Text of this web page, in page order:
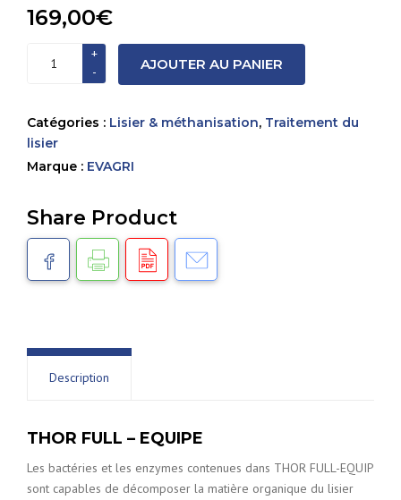
169,00€
FULL
-
AJOUTER AU PANIER
Catégories : Lisier & méthanisation, Traitement du
lisier
Marque : EVAGRI
Share Product
Description
THOR FULL – EQUIPE
Les bactéries et les enzymes contenues dans THOR FULL-EQUIP
sont capables de décomposer la matière organique du lisier